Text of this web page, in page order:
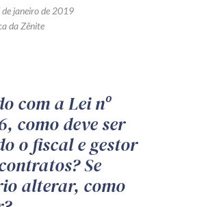
janeiro de 2019
da Zênite
com a Lei nº
como deve ser
o fiscal e gestor
Se
alterar, como